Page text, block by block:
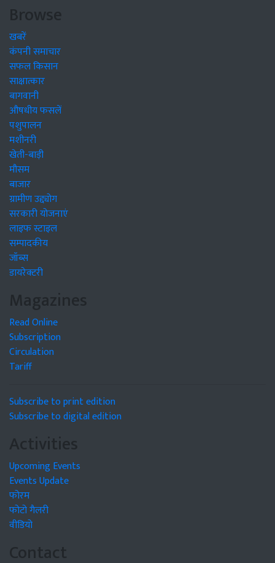
Browse
खबरें
कंपनी समाचार
सफल किसान
साक्षात्कार
बागवानी
औषधीय फसलें
पशुपालन
मशीनरी
खेती-बाड़ी
मौसम
बाजार
ग्रामीण उद्द्योग
सरकारी योजनाएं
लाइफ स्टाइल
सम्पादकीय
जॉब्स
डायरेक्टरी
Magazines
Read Online
Subscription
Circulation
Tariff
Subscribe to print edition
Subscribe to digital edition
Activities
Upcoming Events
Events Update
फोरम
फोटो गैलरी
वीडियो
Contact